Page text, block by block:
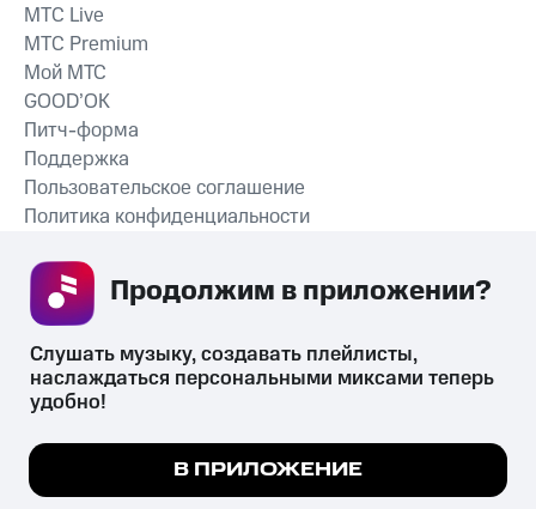
СКАЧАТЬ ПРИЛОЖЕНИЕ
MTС Live
MTС Premium
Мой МТС
GOOD’OK
Питч-форма
Поддержка
Пользовательское соглашение
Политика конфиденциальности
психотропных веществ, их аналогов причиняет вред здоровью,
их незаконный оборот запрещён и влечёт установленную
законодательством ответственность.
Мы используем куки, чтобы на сайте все
Подробнее
Слушать музыку, создавать плейлисты,
наслаждаться персональными миксами теперь
удобно!
В ПРИЛОЖЕНИЕ